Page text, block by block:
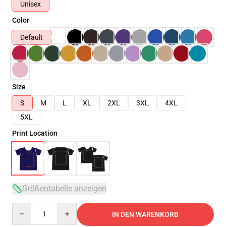
Unisex
Color
Default
Size
S
M L XL 2XL 3XL
4XL
5XL
Print Location
Größentabelle anzeigen
IN DEN WARENKORB